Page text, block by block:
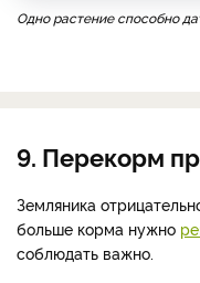
Одно растение способно
9. Перекорм
Земляника
больше корма нужно
соблюдать важно.